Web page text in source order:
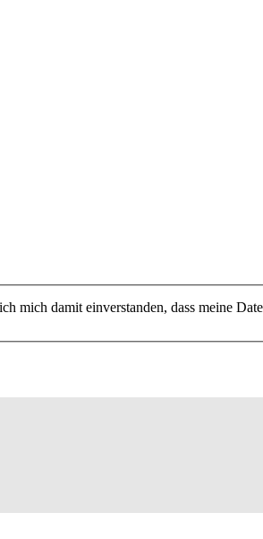
mich damit einverstanden, dass meine